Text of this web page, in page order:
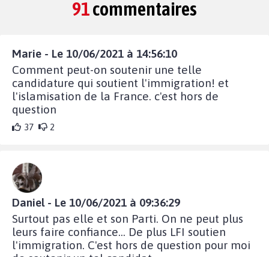
91commentaires
Marie - Le 10/06/2021 à 14:56:10
Comment peut-on soutenir une telle
candidature qui soutient l'immigration! et
l'islamisation de la France. c'est hors de
question
37 2
Daniel - Le 10/06/2021 à 09:36:29
Surtout pas elle et son Parti. On ne peut plus
leurs faire confiance... De plus LFI soutien
l'immigration. C'est hors de question pour moi